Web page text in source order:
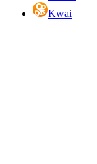
Kwai